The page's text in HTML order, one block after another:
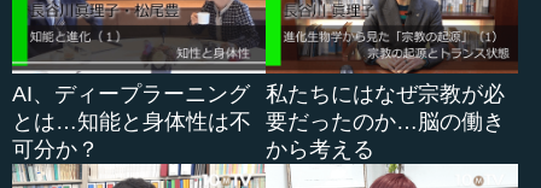
AI、ディープラーニング
とは…知能と身体性は不
可分か？
私たちにはなぜ宗教が必
要だったのか…脳の働き
から考える